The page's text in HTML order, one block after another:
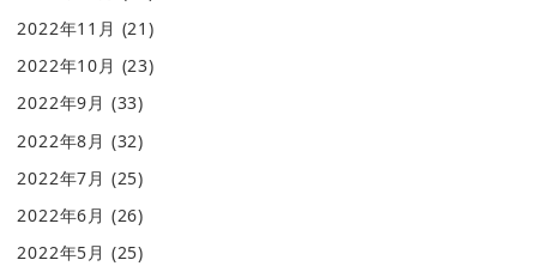
2022年11月 (21)
2022年10月 (23)
2022年9月 (33)
2022年8月 (32)
2022年7月 (25)
2022年6月 (26)
2022年5月 (25)